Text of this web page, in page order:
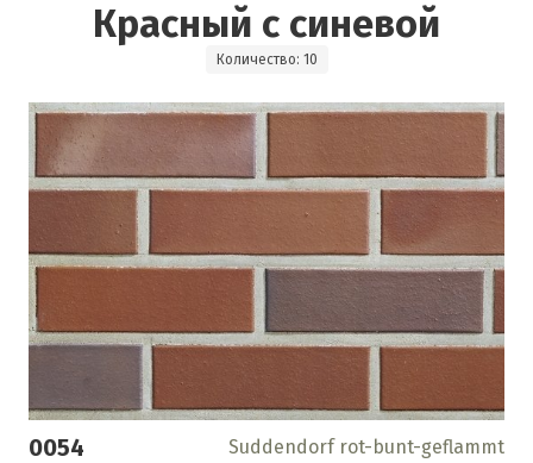
Красный с синевой
Количество: 10
0054 Suddendorf rot-bunt-geflammt